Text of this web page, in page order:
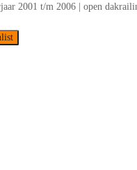
2001 t/m 2006 | open